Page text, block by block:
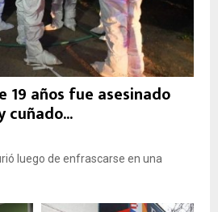
19 años fue asesinado
cuñado...
luego de enfrascarse en una